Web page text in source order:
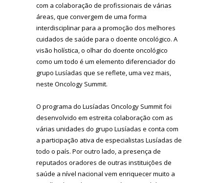
com a colaboração de profissionais de várias
áreas, que convergem de uma forma
interdisciplinar para a promoção dos melhores
cuidados de saúde para o doente oncológico. A
visão holística, o olhar do doente oncológico
como um todo é um elemento diferenciador do
grupo Lusíadas que se reflete, uma vez mais,
neste Oncology Summit.
O programa do Lusíadas Oncology Summit foi
desenvolvido em estreita colaboração com as
várias unidades do grupo Lusíadas e conta com
a participação ativa de especialistas Lusíadas de
todo o país. Por outro lado, a presença de
reputados oradores de outras instituições de
saúde a nível nacional vem enriquecer muito a